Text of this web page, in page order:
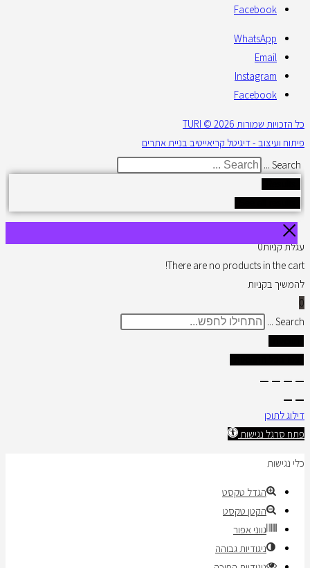
Facebook
WhatsApp
Email
Instagram
Facebook
כל הזכויות שמורות 2026 © TURI
פיתוח ועיצוב - דיגיטל קריאייטיב בניית אתרים
Search ...
עגלת קניות0
There are no products in the cart!
להמשיך בקניות
0
Search ...
דילוג לתוכן
פתח סרגל נגישות
כלי נגישות
הגדל טקסט
הקטן טקסט
גווני אפור
ניגודיות גבוהה